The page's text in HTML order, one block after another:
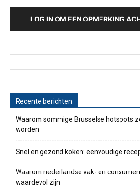
LOG IN OM EEN OPMERKING
Recente berichten
Waarom sommige Brusselse hotspots
worden
Snel en gezond koken: eenvoudige
Waarom nederlandse vak- en
waardevol zijn